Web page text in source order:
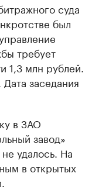
суда
был
требует
1,3 млн рублей.
заседания
в ЗАО
завод»
удалось. На
в открытых